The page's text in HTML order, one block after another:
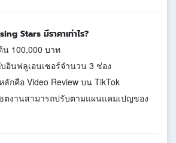
Stars มีราคาเท่าไร?
น 100,000 บาท
อินฟลูเอนเซอร์จำนวน 3 ช่อง
กคือ Video Review บน TikTok
ตงานสามารถปรับตามแผนแคมเปญของ